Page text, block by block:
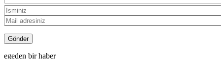
egeden bir haber